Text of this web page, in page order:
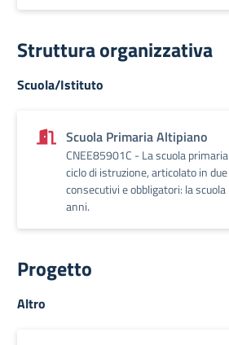
Struttura organizzativa
Scuola/Istituto
Scuola Primaria Altipiano
CNEE85901C - La scuola
ciclo di istruzione, articolato in
consecutivi e obbligatori: la
anni.
Progetto
Altro